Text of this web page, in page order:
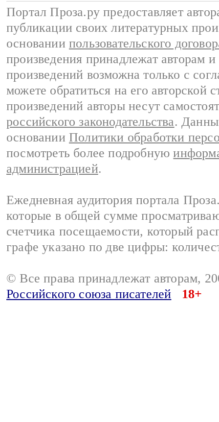
Портал Проза.ру предоставляет
публикации своих литературных
основании пользовательского
произведения принадлежат авторам
произведений возможна только с
можете обратиться на его авторской
произведений авторы несут
российского законодательства.
основании Политики обработки
посмотреть более подробную
администрацией.
Ежедневная аудитория портала
которые в общей сумме
счетчика посещаемости, который
графе указано по две цифры:
© Все права принадлежат авторам,
Российского союза писателей
18+